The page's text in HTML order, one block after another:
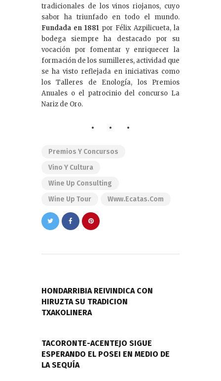
tradicionales de los vinos riojanos, cuyo
sabor ha triunfado en todo el mundo.
Fundada en 1881 por Félix Azpilicueta, la
bodega siempre ha destacado por su
vocación por fomentar y enriquecer la
formación de los sumilleres, actividad que
se ha visto reflejada en iniciativas como
los Talleres de Enología, los Premios
Anuales o el patrocinio del concurso La
Nariz de Oro.
Premios Y Concursos
Vino Y Cultura
Wine Up Consulting
Wine Up Tour
Www.ecatas.com
entradas
HONDARRIBIA REIVINDICA CON
HIRUZTA SU TRADICION
TXAKOLINERA
TACORONTE-ACENTEJO SIGUE
ESPERANDO EL POSEI EN MEDIO DE
LA SEQUÍA